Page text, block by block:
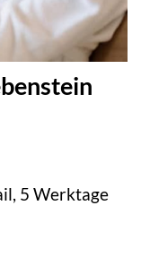
5 Werktage